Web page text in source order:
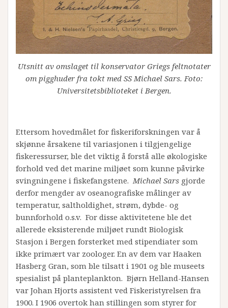
Utsnitt av omslaget til konservator Griegs feltnotater
om pigghuder fra tokt med SS Michael Sars. Foto:
Universitetsbiblioteket i Bergen.
Ettersom hovedmålet for fiskeriforskningen var å
skjønne årsakene til variasjonen i tilgjengelige
fiskeressurser, ble det viktig å forstå alle økologiske
forhold ved det marine miljøet som kunne påvirke
svingningene i fiskefangstene. Michael Sars gjorde
derfor mengder av oseanografiske målinger av
temperatur, saltholdighet, strøm, dybde- og
bunnforhold o.s.v. For disse aktivitetene ble det
allerede eksisterende miljøet rundt Biologisk
Stasjon i Bergen forsterket med stipendiater som
ikke primært var zoologer. En av dem var Haaken
Hasberg Gran, som ble tilsatt i 1901 og ble museets
spesialist på planteplankton. Bjørn Helland-Hansen
var Johan Hjorts assistent ved Fiskeristyrelsen fra
1900. I 1906 overtok han stillingen som styrer for